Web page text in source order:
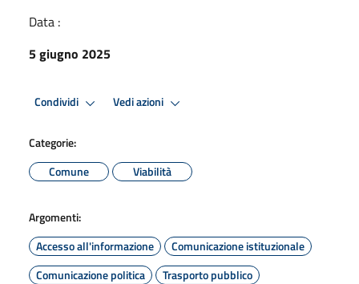
Data :
5 giugno 2025
Condividi Vedi azioni
Categorie:
Comune
Viabilità
Argomenti:
Accesso all'informazione
Comunicazione istituzionale
Comunicazione politica
Trasporto pubblico